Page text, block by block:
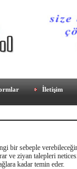
İletişim
bir sebeple
ve ziyan talepleri
kadar temin eder.